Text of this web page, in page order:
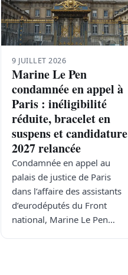
9 JUILLET 2026
Marine Le Pen
condamnée en appel à
Paris : inéligibilité
réduite, bracelet en
suspens et candidature
2027 relancée
Condamnée en appel au
palais de justice de Paris
dans l’affaire des assistants
d’eurodéputés du Front
national, Marine Le Pen…